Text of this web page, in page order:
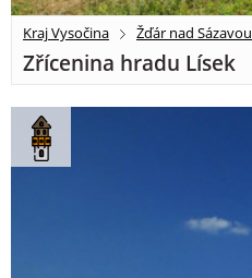
Kraj Vysočina Žďár nad Sázavou
Zřícenina hradu Lísek